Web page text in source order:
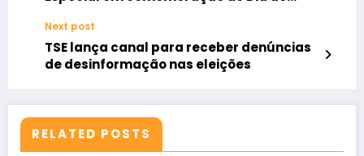
Next post
TSE lança canal para receber denúncias
de desinformação nas eleições
RELATED POSTS